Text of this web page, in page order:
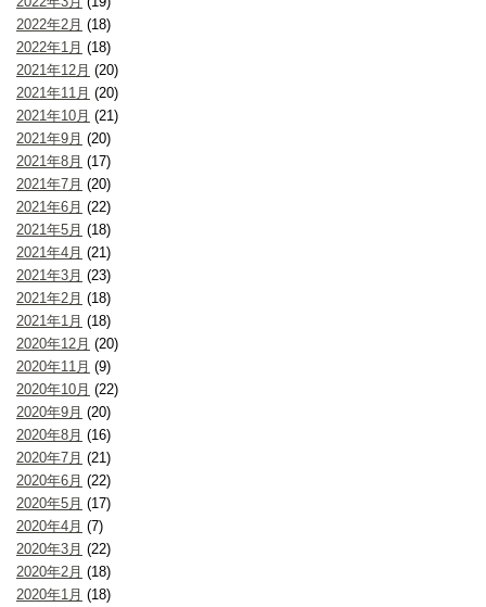
2022年2月 (18)
2022年1月 (18)
2021年12月 (20)
2021年11月 (20)
2021年10月 (21)
2021年9月 (20)
2021年8月 (17)
2021年7月 (20)
2021年6月 (22)
2021年5月 (18)
2021年4月 (21)
2021年3月 (23)
2021年2月 (18)
2021年1月 (18)
2020年12月 (20)
2020年11月 (9)
2020年10月 (22)
2020年9月 (20)
2020年8月 (16)
2020年7月 (21)
2020年6月 (22)
2020年5月 (17)
2020年4月 (7)
2020年3月 (22)
2020年2月 (18)
2020年1月 (18)